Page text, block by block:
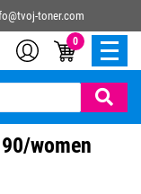
toner.com
0
women